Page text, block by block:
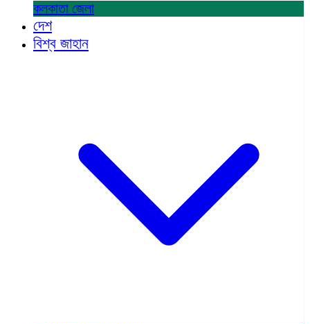
কলকাতা জেলা
দেশ
বিশ্ব জাহান